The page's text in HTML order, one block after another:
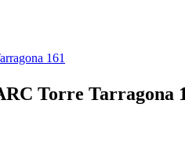
161
Torre Tarragona